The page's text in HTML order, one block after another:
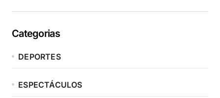
Categorias
DEPORTES
ESPECTÁCULOS